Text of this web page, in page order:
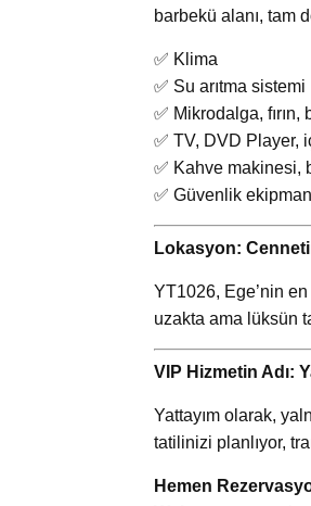
barbekü alanı, tam
✅ Klima
✅ Su arıtma sistemi
✅ Mikrodalga, fırın,
✅ TV, DVD Player,
✅ Kahve makinesi,
✅ Güvenlik
Lokasyon:
YT1026, Ege’nin
uzakta ama lüksün
VIP Hizmetin Adı:
Yattayım olarak,
tatilinizi planlıyor,
Hemen